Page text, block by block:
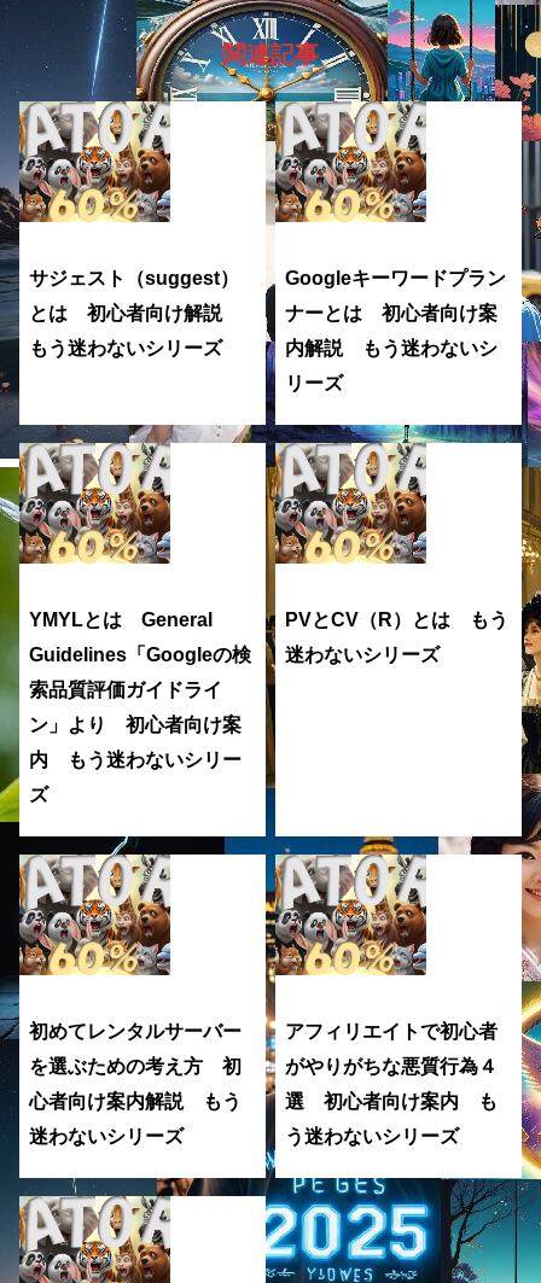
関連記事
サジェスト（suggest）
とは 初心者向け解説
もう迷わないシリーズ
Googleキーワードプラン
ナーとは 初心者向け案
内解説 もう迷わないシ
リーズ
YMYLとは General
Guidelines「Googleの検
索品質評価ガイドライ
ン」より 初心者向け案
内 もう迷わないシリー
ズ
PVとCV（R）とは もう
迷わないシリーズ
初めてレンタルサーバー
を選ぶための考え方 初
心者向け案内解説 もう
迷わないシリーズ
アフィリエイトで初心者
がやりがちな悪質行為４
選 初心者向け案内 も
う迷わないシリーズ